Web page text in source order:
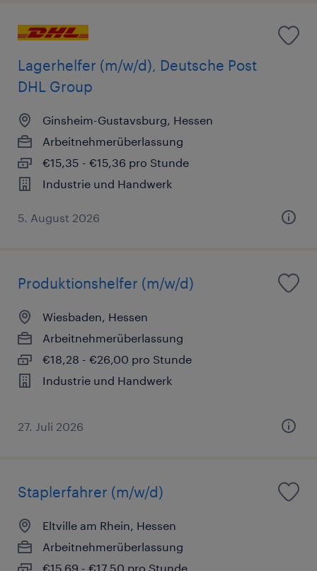
Lagerhelfer (m/w/d), Deutsche Post
DHL Group
Ginsheim-Gustavsburg, Hessen
Arbeitnehmerüberlassung
€15,35 - €15,36 pro Stunde
Industrie und Handwerk
5. August 2026
Produktionshelfer (m/w/d)
Wiesbaden, Hessen
Arbeitnehmerüberlassung
€18,28 - €26,00 pro Stunde
Industrie und Handwerk
27. Juli 2026
Staplerfahrer (m/w/d)
Eltville am Rhein, Hessen
Arbeitnehmerüberlassung
€15,69 - €17,50 pro Stunde